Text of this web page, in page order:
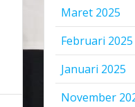
Maret 2025
Februari 2025
Januari 2025
November